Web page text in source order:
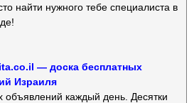
найти нужного тебе специалиста в
— доска бесплатных
Израиля
объявлений каждый день. Десятки